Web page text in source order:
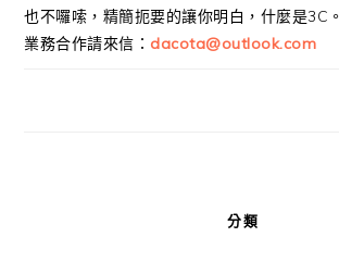
也不囉嗦，精簡扼要的讓你明白，什麼是3C。
業務合作請來信： dacota@outlook.com
分類